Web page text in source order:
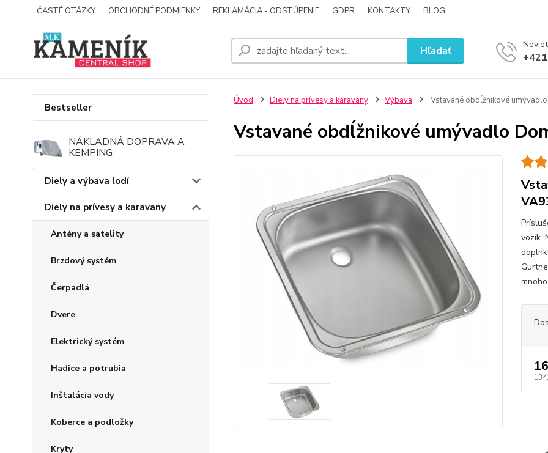
ČASTÉ OTÁZKY OBCHODNÉ PODMIENKY REKLAMÁCIA - ODSTÚPENIE GDPR KONTAKTY BLOG
Hľadať
Bestseller
NÁKLADNÁ DOPRAVA A
KEMPING
Diely a výbava lodí
Diely na prívesy a karavany
Antény a satelity
Brzdový systém
Čerpadlá
Dvere
Elektrický systém
Hadice a potrubia
Inštalácia vody
Koberce a podložky
Kryty
Úvod Diely na prívesy a karavany Výbava Vstavané obdĺžnikové
Vstavané obdĺžnikové umývadlo
vozík.